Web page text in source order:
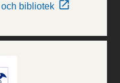
bibliotek